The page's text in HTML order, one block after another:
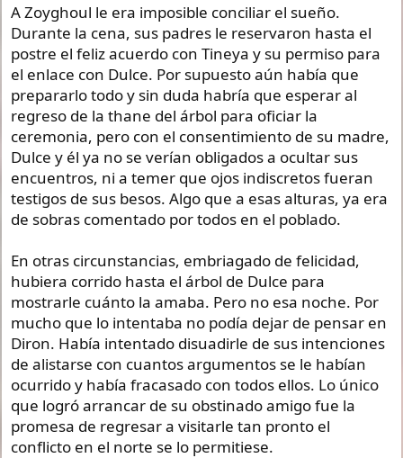
A Zoyghoul le era imposible conciliar el sueño.
Durante la cena, sus padres le reservaron hasta el
postre el feliz acuerdo con Tineya y su permiso para
el enlace con Dulce. Por supuesto aún había que
prepararlo todo y sin duda habría que esperar al
regreso de la thane del árbol para oficiar la
ceremonia, pero con el consentimiento de su madre,
Dulce y él ya no se verían obligados a ocultar sus
encuentros, ni a temer que ojos indiscretos fueran
testigos de sus besos. Algo que a esas alturas, ya era
de sobras comentado por todos en el poblado.
En otras circunstancias, embriagado de felicidad,
hubiera corrido hasta el árbol de Dulce para
mostrarle cuánto la amaba. Pero no esa noche. Por
mucho que lo intentaba no podía dejar de pensar en
Diron. Había intentado disuadirle de sus intenciones
de alistarse con cuantos argumentos se le habían
ocurrido y había fracasado con todos ellos. Lo único
que logró arrancar de su obstinado amigo fue la
promesa de regresar a visitarle tan pronto el
conflicto en el norte se lo permitiese.